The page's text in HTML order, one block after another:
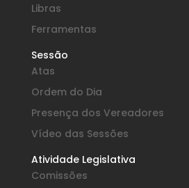
Libras
Ferramentas
Sessão
Atas
Ordem do Dia
Presença dos Vereadores
Vídeo das Sessões
Atividade Legislativa
Comissões